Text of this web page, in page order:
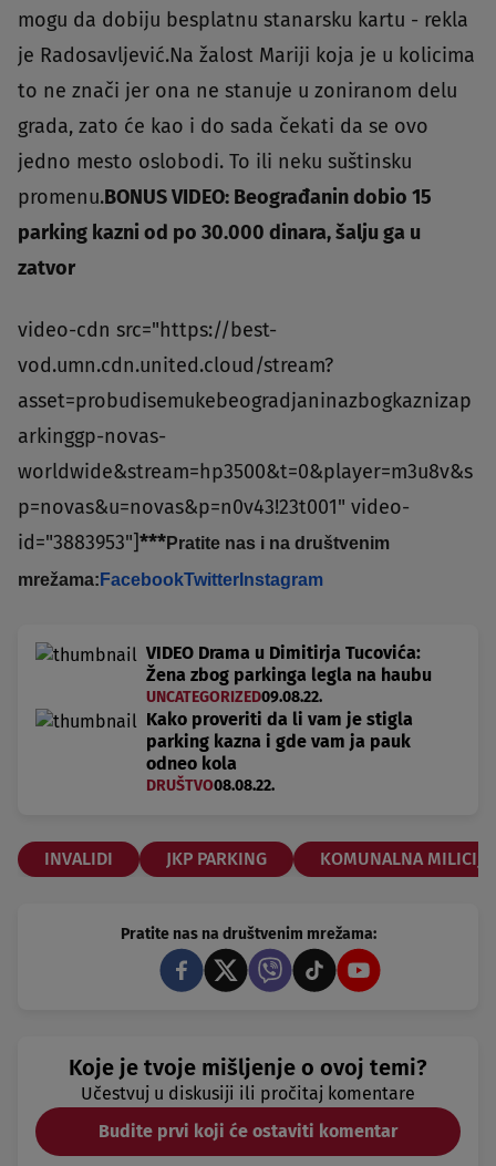
mogu da dobiju besplatnu stanarsku kartu - rekla
je Radosavljević.Na žalost Mariji koja je u kolicima
to ne znači jer ona ne stanuje u zoniranom delu
grada, zato će kao i do sada čekati da se ovo
jedno mesto oslobodi. To ili neku suštinsku
promenu.BONUS VIDEO: Beograđanin dobio 15
parking kazni od po 30.000 dinara, šalju ga u
zatvor
video-cdn src="https://best-
vod.umn.cdn.united.cloud/stream?
asset=probudisemukebeogradjaninazbogkaznizap
arkinggp-novas-
worldwide&stream=hp3500&t=0&player=m3u8v&s
p=novas&u=novas&p=n0v43!23t001" video-
id="3883953"]***Pratite nas i na društvenim
mrežama: FacebookTwitter Instagram
VIDEO Drama u Dimitirja Tucovića:
Žena zbog parkinga legla na haubu
UNCATEGORIZED09.08.22.
Kako proveriti da li vam je stigla
parking kazna i gde vam ja pauk
odneo kola
DRUŠTVO08.08.22.
INVALIDI JKP PARKING KOMUNALNA MILICIJA
Pratite nas na društvenim mrežama:
Koje je tvoje mišljenje o ovoj temi?
Učestvuj u diskusiji ili pročitaj komentare
Budite prvi koji će ostaviti komentar